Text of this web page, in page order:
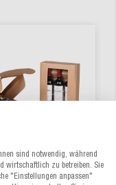
sind notwendig, während
wirtschaftlich zu betreiben. Sie
"Einstellungen anpassen"